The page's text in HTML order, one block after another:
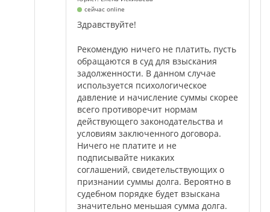
сейчас online
Здравствуйте!
Рекомендую ничего не платить, пусть
обращаются в суд для взыскания
задолженности. В данном случае
используется психологическое
давление и начисление суммы скорее
всего противоречит нормам
действующего законодательства и
условиям заключенного договора.
Ничего не платите и не
подписывайте никаких
соглашений, свидетельствующих о
признании суммы долга. Вероятно в
судебном порядке будет взыскана
значительно меньшая сумма долга.